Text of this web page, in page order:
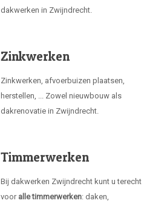
dakwerken in Zwijndrecht.
Zinkwerken
Zinkwerken, afvoerbuizen plaatsen,
herstellen, ... Zowel nieuwbouw als
dakrenovatie in Zwijndrecht.
Timmerwerken
Bij dakwerken Zwijndrecht kunt u terecht
voor alle timmerwerken: daken,